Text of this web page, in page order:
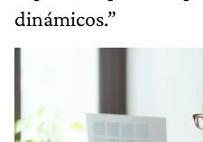
dinámicos.”